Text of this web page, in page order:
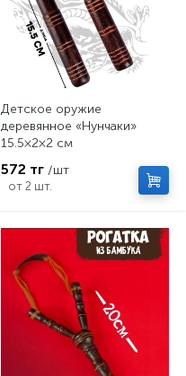
Детское оружие
деревянное «Нунчаки»
15.5×2×2 см
572 тг /шт
от 2 шт.